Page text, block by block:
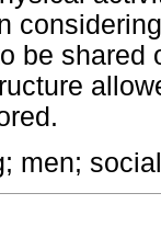
be shared
men;